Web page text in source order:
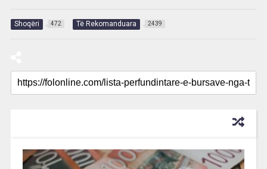
Shoqëri 472 Të Rekomanduara 2439